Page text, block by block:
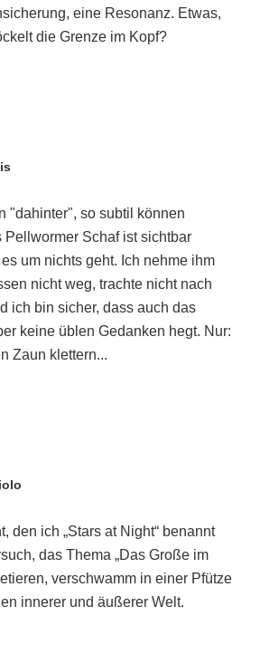
eine ­Resonanz. Etwas,
die Grenze im Kopf?
"dahinter", so subtil können
Pellwormer Schaf ist sichtbar
um nichts geht. Ich nehme ihm
nicht weg, trachte nicht nach
ich bin sicher, dass auch das
keine üblen Gedanken hegt. Nur:
Zaun klettern...
den ich „Stars at Night“ benannt
das Thema „Das Große im
verschwamm in einer Pfütze
innerer und äußerer Welt.